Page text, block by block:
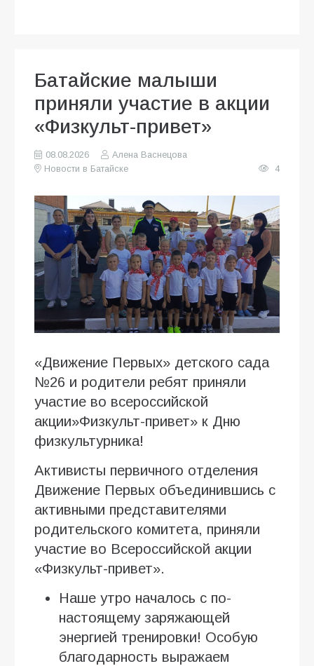
Батайские малыши
приняли участие в акции
«Физкульт-привет»
08.08.2026
Алена Васнецова
Новости в Батайске
4
«Движение Первых» детского сада
№26 и родители ребят приняли
участие во всероссийской
акции»Физкульт-привет» к Дню
физкультурника!
Активисты первичного отделения
Движение Первых объединившись с
активными представителями
родительского комитета, приняли
участие во Всероссийской акции
«Физкульт-привет».
Наше утро началось с по-
настоящему заряжающей
энергией тренировки! Особую
благодарность выражаем